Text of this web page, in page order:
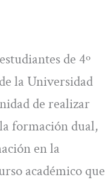
de 4º
la Universidad
de realizar
formación dual,
en la
académico que